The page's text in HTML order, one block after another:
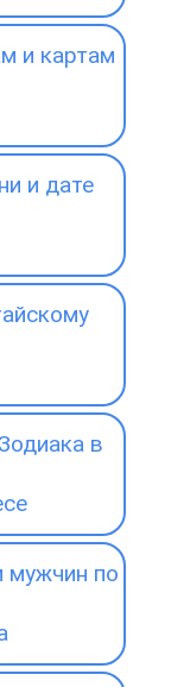
и картам
и дате
в
мужчин по